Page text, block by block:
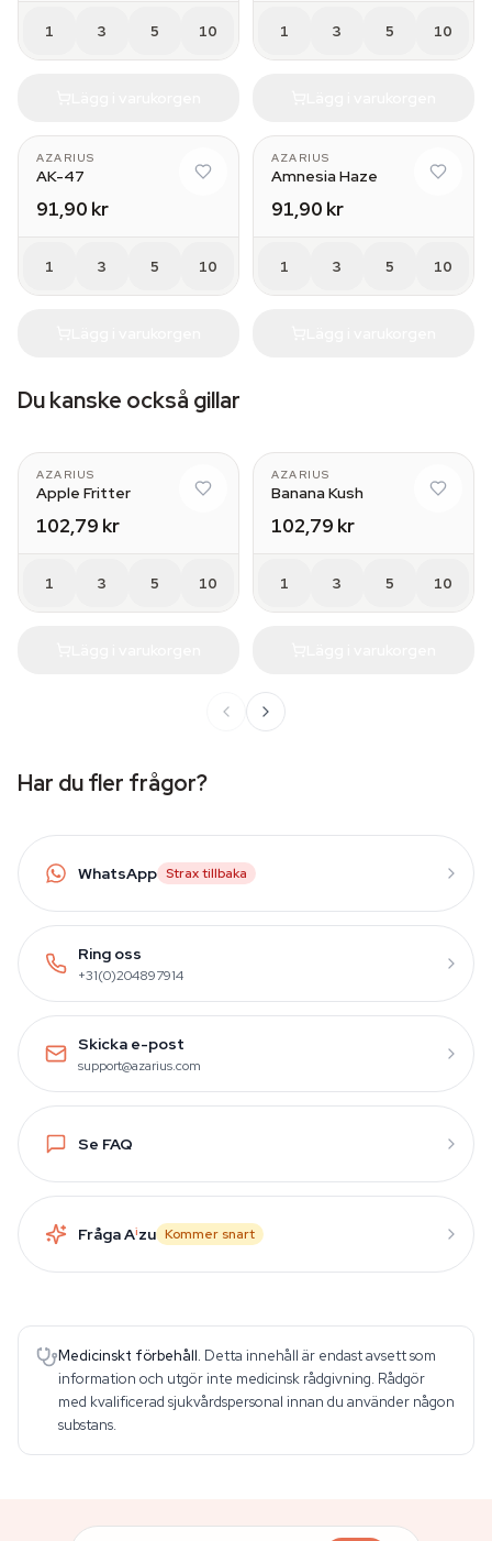
1 3 5 10 1 3 5 10
AZARIUS
AK-47
91,90 kr
1 3 5 10
AZARIUS
Amnesia Haze
91,90 kr
1 3 5 10
Du kanske också gillar
AZARIUS
Apple Fritter
102,79 kr
1 3 5 10
AZARIUS
Banana Kush
102,79 kr
1 3 5 10
Har du fler frågor?
WhatsApp Strax tillbaka
Ring oss
+31(0)204897914
Skicka e-post
support@azarius.com
Se FAQ
Fråga Aizu Kommer snart
Medicinskt förbehåll. Detta innehåll är endast avsett som
information och utgör inte medicinsk rådgivning. Rådgör
med kvalificerad sjukvårdspersonal innan du använder någon
substans.